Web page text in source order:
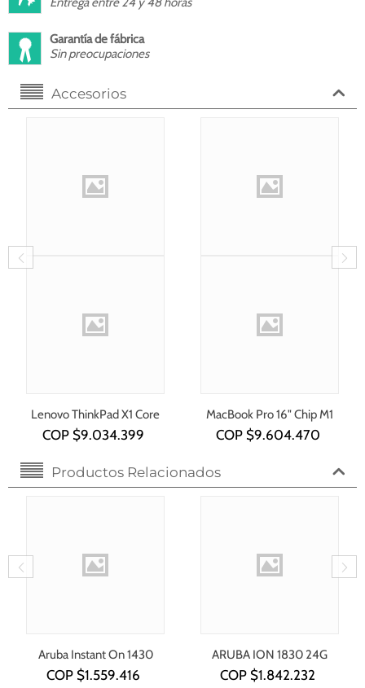
Garantía de fábrica
Sin preocupaciones
Accesorios
Lenovo ThinkPad X1 Core
i7-1355U
COP $9.034.399
MacBook Pro 16" Chip M1
COP $9.604.470
Productos Relacionados
Aruba Instant On 1430
16G Clase 4 PoE 124
COP $1.559.416
ARUBA ION 1830 24G
2SFP 195W SW
COP $1.842.232